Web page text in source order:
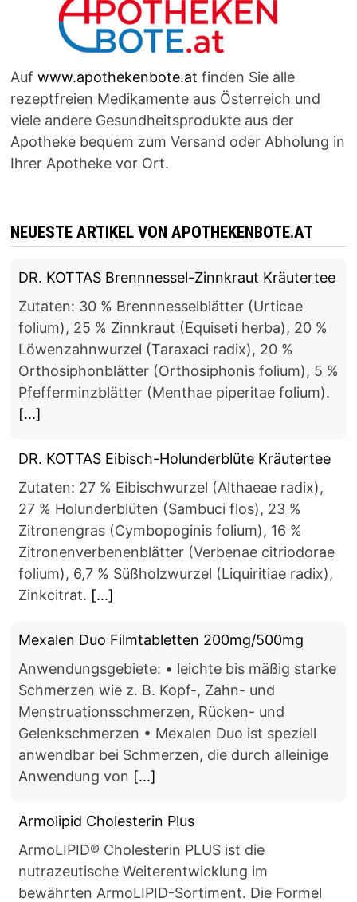
Auf www.apothekenbote.at finden Sie alle
rezeptfreien Medikamente aus Österreich und
viele andere Gesundheitsprodukte aus der
Apotheke bequem zum Versand oder Abholung in
Ihrer Apotheke vor Ort.
NEUESTE ARTIKEL VON APOTHEKENBOTE.AT
DR. KOTTAS Brennnessel-Zinnkraut Kräutertee
Zutaten: 30 % Brennnesselblätter (Urticae
folium), 25 % Zinnkraut (Equiseti herba), 20 %
Löwenzahnwurzel (Taraxaci radix), 20 %
Orthosiphonblätter (Orthosiphonis folium), 5 %
Pfefferminzblätter (Menthae piperitae folium).
[...]
DR. KOTTAS Eibisch-Holunderblüte Kräutertee
Zutaten: 27 % Eibischwurzel (Althaeae radix),
27 % Holunderblüten (Sambuci flos), 23 %
Zitronengras (Cymbopoginis folium), 16 %
Zitronenverbenenblätter (Verbenae citriodorae
folium), 6,7 % Süßholzwurzel (Liquiritiae radix),
Zinkcitrat. [...]
Mexalen Duo Filmtabletten 200mg/500mg
Anwendungsgebiete: • leichte bis mäßig starke
Schmerzen wie z. B. Kopf-, Zahn- und
Menstruationsschmerzen, Rücken- und
Gelenkschmerzen • Mexalen Duo ist speziell
anwendbar bei Schmerzen, die durch alleinige
Anwendung von [...]
Armolipid Cholesterin Plus
ArmoLIPID® Cholesterin PLUS ist die
nutrazeutische Weiterentwicklung im
bewährten ArmoLIPID-Sortiment. Die Formel